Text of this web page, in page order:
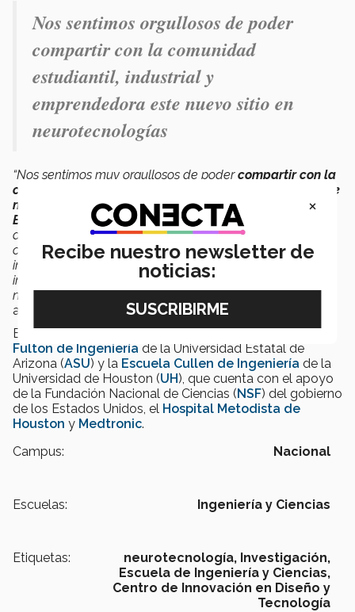
Nos sentimos orgullosos de poder
compartir con la comunidad
estudiantil, industrial y
emprendedora este nuevo sitio en
neurotecnologías
“Nos sentimos muy orgullosos de podercompartir con la
comunidad estudiantil, industrial y emprendedora este
nuevo sitio en neurotecnologías. Rogelio Soto dirigirá
BRAIN-Tec
con gran colaboración con el
decanatura de Investigación de la EIC. El Tec vendrá a
complementar la misión original de BRAIN con
investigación aplicada en las áreas de salud, fábricas
inteligentes y negocios buscando atender los retos y
necesidades de nuestra sociedad y sector productivo”
agregó Sergio Uribe, director deCIDyT
El consorcio BRAIN fue creado por:Escuela Ira A.
Fulton de Ingeniería de la Universidad Estatal de
Arizona (ASU) y la Escuela Cullen de Ingeniería de la
Universidad de Houston (UH), que cuenta con el apoyo
de la Fundación Nacional de Ciencias (NSF) del gobierno
de los Estados Unidos, el Hospital Metodista de
Houston y Medtronic.
Campus:
Nacional
Escuelas: Ingeniería y Ciencias
Etiquetas: neurotecnología, Investigación,
Escuela de Ingeniería y Ciencias,
Centro de Innovación en Diseño y
Tecnología
×
Recibe nuestro newsletter de
noticias: